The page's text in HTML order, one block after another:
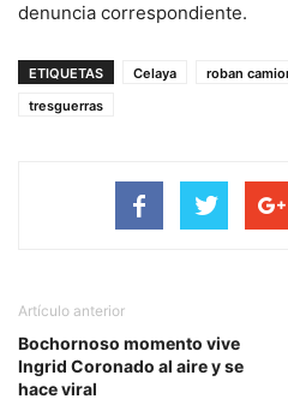
denuncia correspondiente.
ETIQUETAS Celaya roban
tresguerras
Artículo anterior
Bochornoso momento vive
Ingrid Coronado al aire y se
hace viral